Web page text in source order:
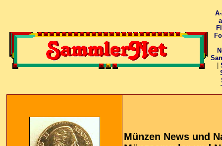
Münzen News und